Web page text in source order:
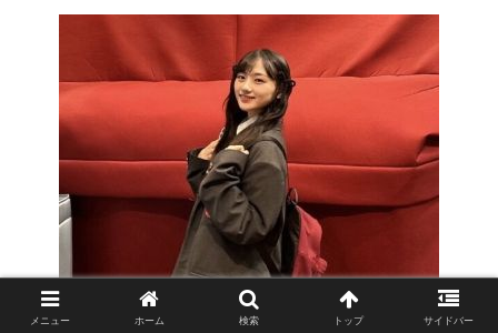
メニュー ホーム 検索 トップ サイドバー